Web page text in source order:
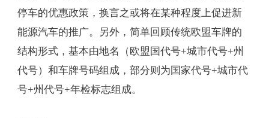
停车的优惠政策，换言之或将在某种程度上促进新
能源汽车的推广。另外，简单回顾传统欧盟车牌的
结构形式，基本由地名（欧盟国代号+城市代号+州
代号）和车牌号码组成，部分则为国家代号+城市代
号+州代号+年检标志组成。